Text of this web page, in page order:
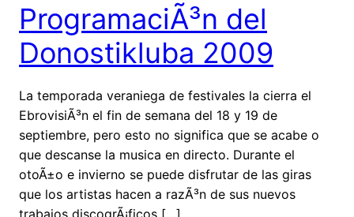
ProgramaciÃ³n del
Donostikluba 2009
La temporada veraniega de festivales la cierra el
EbrovisiÃ³n el fin de semana del 18 y 19 de
septiembre, pero esto no significa que se acabe o
que descanse la musica en directo. Durante el
otoÃ±o e invierno se puede disfrutar de las giras
que los artistas hacen a razÃ³n de sus nuevos
trabajos discogrÃ¡ficos […]